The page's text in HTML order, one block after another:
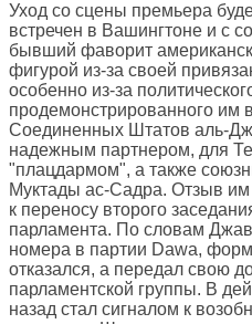
Уход со сцены премьера
встречен в Вашингтоне и с
бывший фаворит
фигурой из-за своей
особенно из-за
продемонстрированного им
Соединенных Штатов аль-
надежным партнером, для
"плацдармом", а также
Муктады ас-Садра. Отзыв
к переносу второго
парламента. По словам
номера в партии Dawa,
отказался, а передал свою
парламентской группы. В
назад стал сигналом к